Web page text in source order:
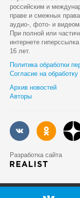
российским и
праве и смежных
аудио-, фото- и
При полной или
интернете
16 лет.
Политика обработки
Согласие на
Архив новостей
Авторы
Разработка сайта